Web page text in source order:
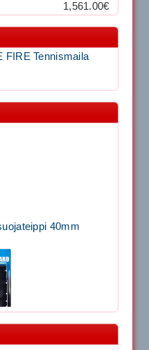
1,561.00€
FIRE Tennismaila
40mm